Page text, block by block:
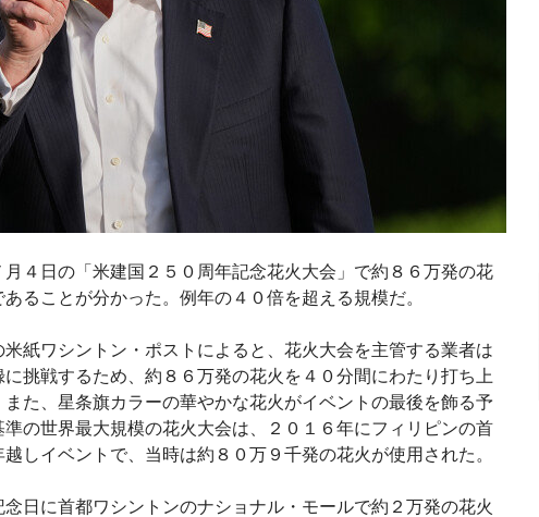
月４日の「米建国２５０周年記念花火大会」で約８６万発の花
ることが分かった。例年の４０倍を超える規模だ。
米紙ワシントン・ポストによると、花火大会を主管する業者は
挑戦するため、約８６万発の花火を４０分間にわたり打ち上
た、星条旗カラーの華やかな花火がイベントの最後を飾る予
の世界最大規模の花火大会は、２０１６年にフィリピンの首
しイベントで、当時は約８０万９千発の花火が使用された。
日に首都ワシントンのナショナル・モールで約２万発の花火